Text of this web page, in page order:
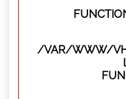
/VAR/WWW/